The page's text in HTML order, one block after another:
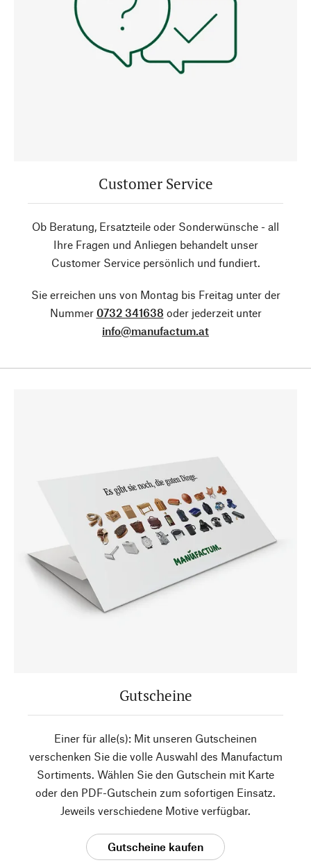
Customer Service
Ob Beratung, Ersatzteile oder Sonderwünsche - all
Ihre Fragen und Anliegen behandelt unser
Customer Service persönlich und fundiert.
Sie erreichen uns von Montag bis Freitag unter der
Nummer 0732 341638 oder jederzeit unter
info@manufactum.at
Gutscheine
Einer für alle(s): Mit unseren Gutscheinen
verschenken Sie die volle Auswahl des Manufactum
Sortiments. Wählen Sie den Gutschein mit Karte
oder den PDF-Gutschein zum sofortigen Einsatz.
Jeweils verschiedene Motive verfügbar.
Gutscheine kaufen